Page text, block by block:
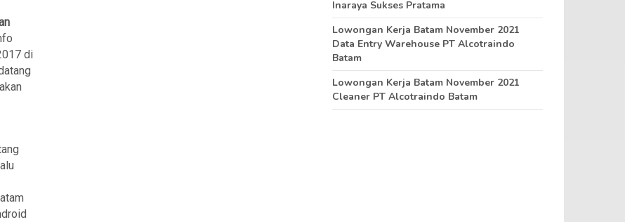
di
Inaraya Sukses Pratama
Lowongan Kerja Batam November 2021
Data Entry Warehouse PT Alcotraindo
Batam
Lowongan Kerja Batam November 2021
Cleaner PT Alcotraindo Batam